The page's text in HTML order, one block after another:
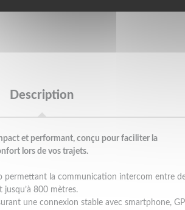
Description
et performant, conçu pour faciliter la
lors de vos trajets.
permettant la communication intercom entre
800 mètres.
une connexion stable avec smartphone,